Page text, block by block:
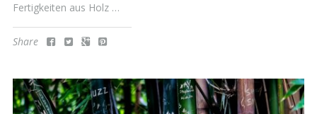
Fertigkeiten aus Holz …
Share